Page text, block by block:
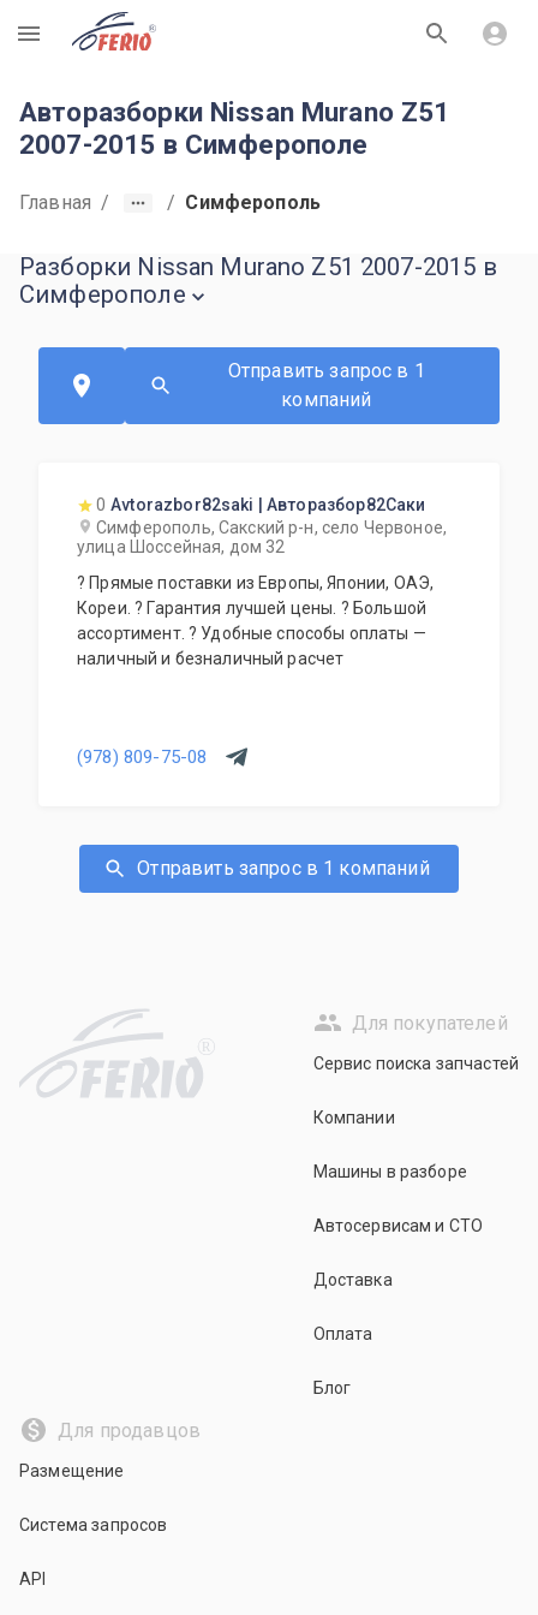
R
Авторазборки Nissan Murano Z51
2007-2015 в Симферополе
Главная / / Симферополь
Разборки Nissan Murano Z51 2007-2015 в
Симферополе
Отправить запрос в 1
компаний
0 Avtorazbor82saki | Авторазбор82Саки
Симферополь, Сакский р-н, село Червоное,
улица Шоссейная, дом 32
? Прямые поставки из Европы, Японии, ОАЭ,
Кореи. ? Гарантия лучшей цены. ? Большой
ассортимент. ? Удобные способы оплаты —
наличный и безналичный расчет
(978) 809-75-08
Отправить запрос в 1 компаний
R
Для покупателей
Сервис поиска запчастей
Компании
Машины в разборе
Автосервисам и СТО
Доставка
Оплата
Блог
Для продавцов
Размещение
Система запросов
API